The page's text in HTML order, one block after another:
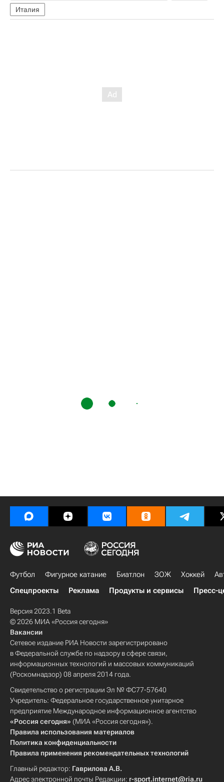
Италия
Футбол Фигурное катание Биатлон ЗОЖ Хоккей
Спецпроекты
Реклама Продукты и сервисы Пресс-
Версия 2023.1 Beta
© 2026 МИА «Россия сегодня»
Вакансии
Сетевое издание РИА Новости зарегистрировано
в Федеральной службе по надзору в сфере связи,
информационных технологий и массовых коммуникаций
(Роскомнадзор) 08 апреля 2014 года.
Свидетельство о регистрации Эл № ФС77-57640
Учредитель: Федеральное государственное унитарное
предприятие Международное информационное агентство
«Россия сегодня» (МИА «Россия сегодня»).
Правила использования материалов
Политика конфиденциальности
Правила применения рекомендательных технологий
Главный редактор: Гаврилова А.В.
Адрес электронной почты Редакции: r-sport.internet@ria.ru